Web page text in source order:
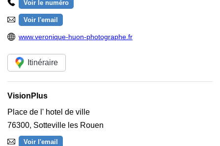
Voir le numéro
Voir l'email
www.veronique-huon-photographe.fr
Itinéraire
VisionPlus
Place de l' hotel de ville
76300, Sotteville les Rouen
Voir l'email